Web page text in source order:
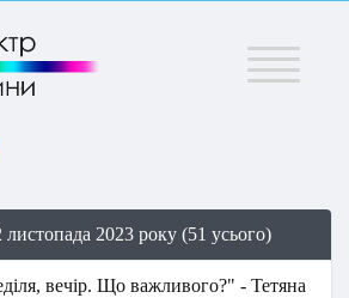
Меню
листопада 2023 року (51 усього)
вечір. Що важливого?" - Тетяна